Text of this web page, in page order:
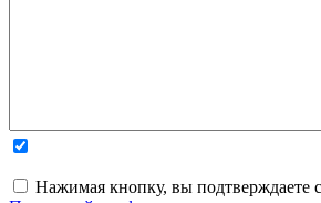
Нажимая кнопку, вы подтверждаете